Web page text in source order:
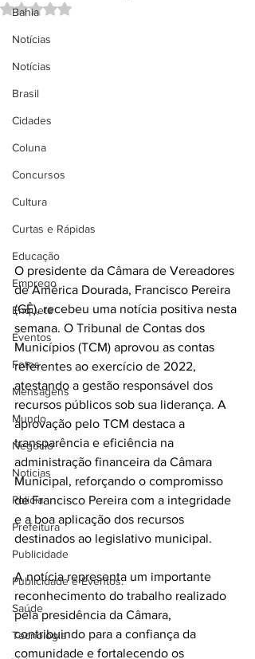
Bahia
Notícias
Notícias
Brasil
Cidades
Coluna
Concursos
Cultura
Curtas e Rápidas
Educação
Emprego
Enquete
Eventos
Fotos
Mensagens
Mundo
Negócio
Noticias
Policia
Prefeitura
Publicidade
Publicidade e Eventos.
Saúde
Tecnologia
Avaliado com NaN de 5 estrelas.
O presidente da Câmara de Vereadores
de América Dourada, Francisco Pereira
(GÊ), recebeu uma notícia positiva nesta
semana. O Tribunal de Contas dos
Municípios (TCM) aprovou as contas
referentes ao exercício de 2022,
atestando a gestão responsável dos
recursos públicos sob sua liderança. A
aprovação pelo TCM destaca a
transparência e eficiência na
administração financeira da Câmara
Municipal, reforçando o compromisso
de Francisco Pereira com a integridade
e a boa aplicação dos recursos
destinados ao legislativo municipal.
A notícia representa um importante
reconhecimento do trabalho realizado
pela presidência da Câmara,
contribuindo para a confiança da
comunidade e fortalecendo os